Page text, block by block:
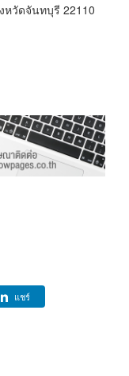
หวัดจันทบุรี 22110
แชร์